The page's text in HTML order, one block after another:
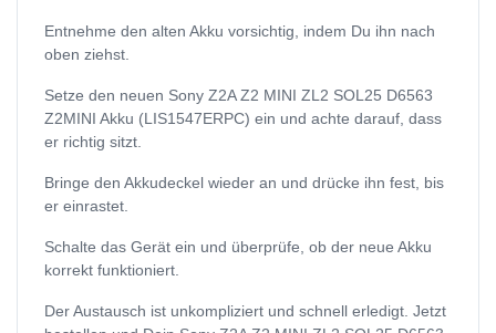
Entnehme den alten Akku vorsichtig, indem Du ihn nach
oben ziehst.
Setze den neuen Sony Z2A Z2 MINI ZL2 SOL25 D6563
Z2MINI Akku (LIS1547ERPC) ein und achte darauf, dass
er richtig sitzt.
Bringe den Akkudeckel wieder an und drücke ihn fest, bis
er einrastet.
Schalte das Gerät ein und überprüfe, ob der neue Akku
korrekt funktioniert.
Der Austausch ist unkompliziert und schnell erledigt. Jetzt